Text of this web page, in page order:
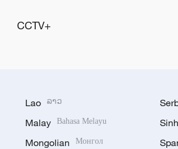
CCTV+
Lao ລາວ
Malay Bahasa Melayu
Mongolian Монгол